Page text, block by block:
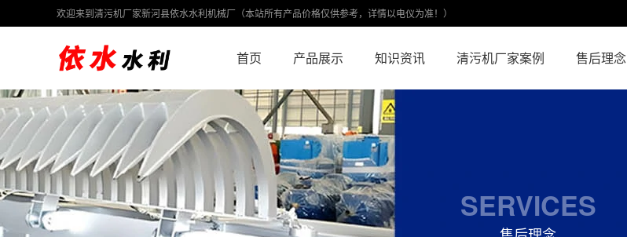
欢迎来到清污机厂家新河县依水水利机械厂（本站所有产品价格仅供参考，详情以电仪为准！）
首页 产品展示 知识资讯 清污机厂家案例 售后理念
SERVICES